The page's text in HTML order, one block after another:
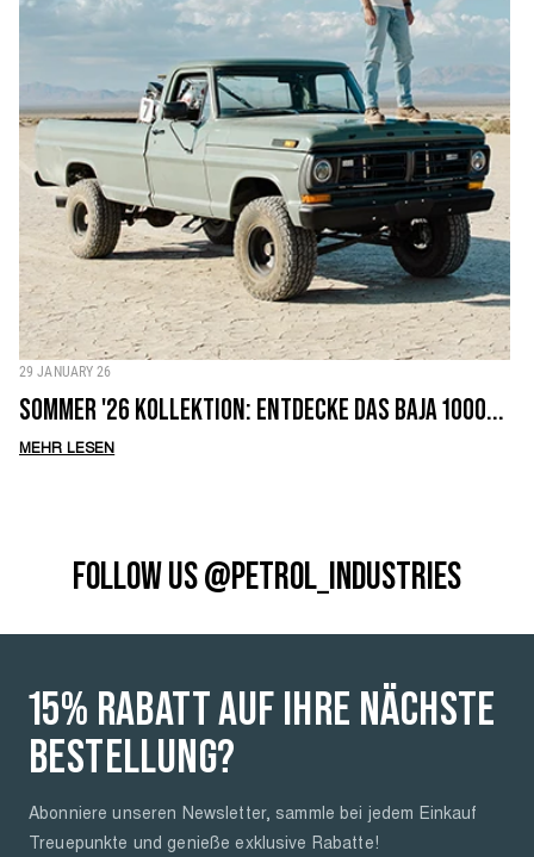
29 JANUARY 26
SOMMER '26 KOLLEKTION: ENTDECKE DAS BAJA 1000...
MEHR LESEN
FOLLOW US @PETROL_INDUSTRIES
15% RABATT AUF IHRE NÄCHSTE
BESTELLUNG?
Abonniere unseren Newsletter, sammle bei jedem Einkauf
Treuepunkte und genieße exklusive Rabatte!